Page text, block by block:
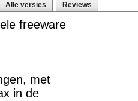
Alle versies Reviews
freeware
met
in de